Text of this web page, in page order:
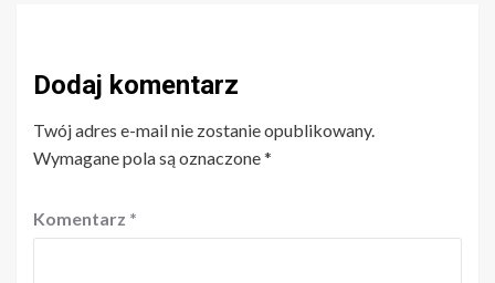
Dodaj komentarz
Twój adres e-mail nie zostanie opublikowany.
Wymagane pola są oznaczone*
Komentarz *